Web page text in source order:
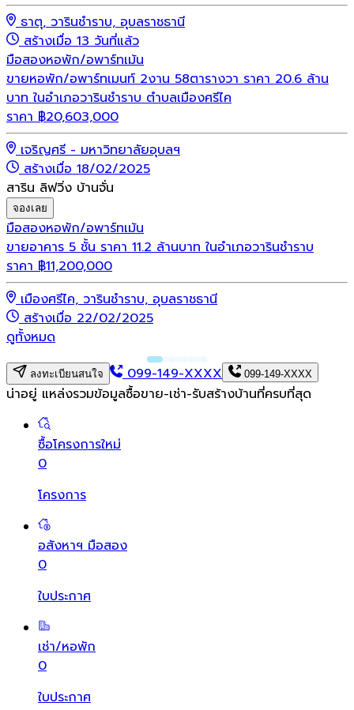
ธาตุ, วารินชำราบ, อุบลราชธานี
สร้างเมื่อ 13 วันที่แล้ว
มือสองหอพัก/อพาร์ทเม้น
ขายหอพัก/อพาร์ทเมนท์ 2งาน 58ตารางวา ราคา 20.6 ล้าน
บาท ในอำเภอวารินชำราบ ตำบลเมืองศรีไค
ราคา ฿20,603,000
เจริญศรี - มหาวิทยาลัยอุบลฯ
สร้างเมื่อ 18/02/2025
สาริน ลิฟวิ่ง บ้านจั่น
จองเลย
มือสองหอพัก/อพาร์ทเม้น
ขายอาคาร 5 ชั้น ราคา 11.2 ล้านบาท ในอำเภอวารินชำราบ
ราคา ฿11,200,000
เมืองศรีไค, วารินชำราบ, อุบลราชธานี
สร้างเมื่อ 22/02/2025
ดูทั้งหมด
ลงทะเบียนสนใจ 099-149-XXXX 099-149-XXXX
น่าอยู่ แหล่งรวมข้อมูลซื้อขาย-เช่า-รับสร้างบ้านที่ครบที่สุด
ซื้อโครงการใหม่
0
โครงการ
อสังหาฯ มือสอง
0
ใบประกาศ
เช่า/หอพัก
0
ใบประกาศ